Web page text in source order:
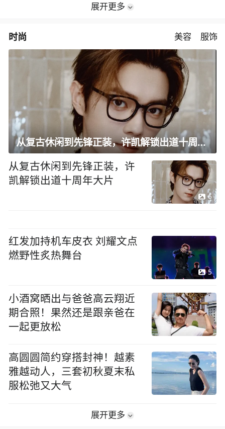
展开更多
时尚 美容 服饰
从复古休闲到先锋正装，许凯解锁出道十周年大片
从复古休闲到先锋正装，许
凯解锁出道十周年大片
6
红发加持机车皮衣 刘耀文点
燃野性炙热舞台
5
小酒窝晒出与爸爸高云翔近
期合照！果然还是跟亲爸在
一起更放松
高圆圆简约穿搭封神！越素
雅越动人，三套初秋夏末私
服松弛又大气
展开更多